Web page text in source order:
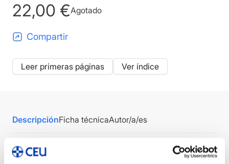
22,00 €Agotado
Compartir
Leer primeras páginas Ver índice
DescripciónFicha técnicaAutor/a/es
DESCRIPCIÓN